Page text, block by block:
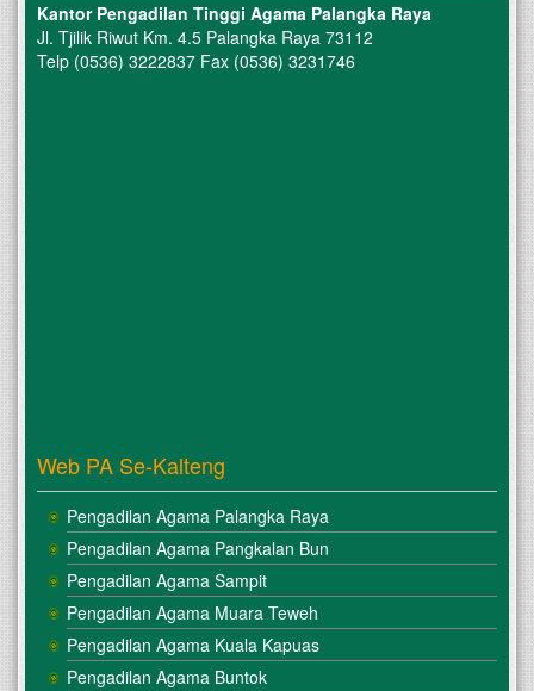
Kantor Pengadilan Tinggi Agama Palangka Raya
Jl. Tjilik Riwut Km. 4.5 Palangka Raya 73112
Telp (0536) 3222837 Fax (0536) 3231746
Web PA Se-Kalteng
Pengadilan Agama Palangka Raya
Pengadilan Agama Pangkalan Bun
Pengadilan Agama Sampit
Pengadilan Agama Muara Teweh
Pengadilan Agama Kuala Kapuas
Pengadilan Agama Buntok